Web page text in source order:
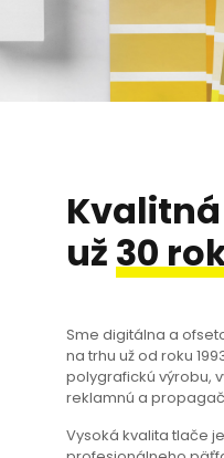
už30
Sme digitálna a
na trhu už od roku
polygrafickú výrobu,
reklamnú a
Vysoká kvalita tlače